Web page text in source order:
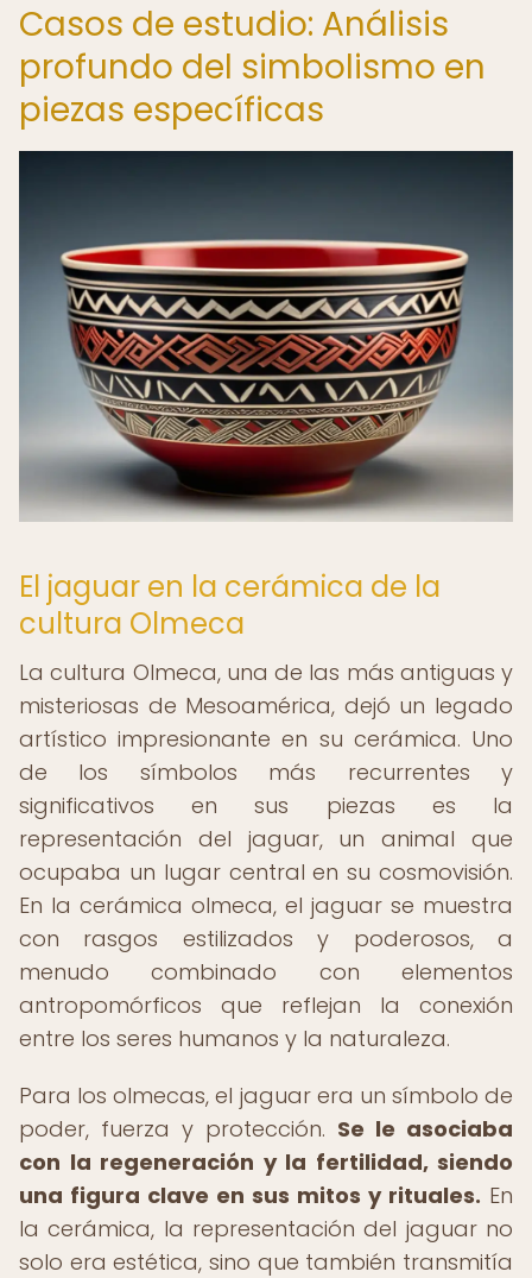
Casos de estudio: Análisis
profundo del simbolismo en
piezas específicas
El jaguar en la cerámica de la
cultura Olmeca
La cultura Olmeca, una de las más antiguas y
misteriosas de Mesoamérica, dejó un legado
artístico impresionante en su cerámica. Uno
de los símbolos más recurrentes y
significativos en sus piezas es la
representación del jaguar, un animal que
ocupaba un lugar central en su cosmovisión.
En la cerámica olmeca, el jaguar se muestra
con rasgos estilizados y poderosos, a
menudo combinado con elementos
antropomórficos que reflejan la conexión
entre los seres humanos y la naturaleza.
Para los olmecas, el jaguar era un símbolo de
poder, fuerza y protección. Se le asociaba
con la regeneración y la fertilidad, siendo
una figura clave en sus mitos y rituales. En
la cerámica, la representación del jaguar no
solo era estética, sino que también transmitía